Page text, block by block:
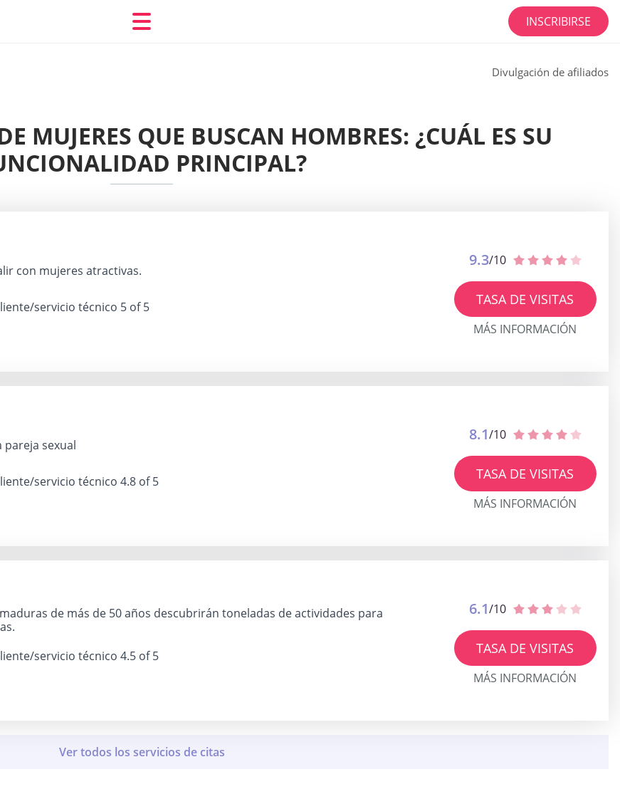
INSCRIBIRSE
Divulgación de afiliados
MUJERES QUE BUSCAN HOMBRES: ¿CUÁL ES SU
PRINCIPAL?
con mujeres atractivas.
servicio técnico 5 of 5
9.3/10
TASA DE VISITAS
MÁS INFORMACIÓN
pareja sexual
servicio técnico 4.8 of 5
8.1/10
TASA DE VISITAS
MÁS INFORMACIÓN
de más de 50 años descubrirán toneladas de actividades para
servicio técnico 4.5 of 5
6.1/10
TASA DE VISITAS
MÁS INFORMACIÓN